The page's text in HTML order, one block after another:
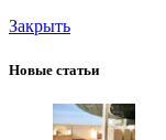
Закрыть
Новые статьи